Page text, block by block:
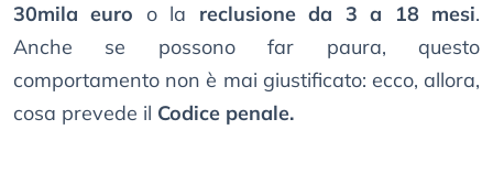
30mila euro o la reclusione da 3 a 18 mesi.
Anche se possono far paura, questo
comportamento non è mai giustificato: ecco, allora,
cosa prevede il Codice penale.